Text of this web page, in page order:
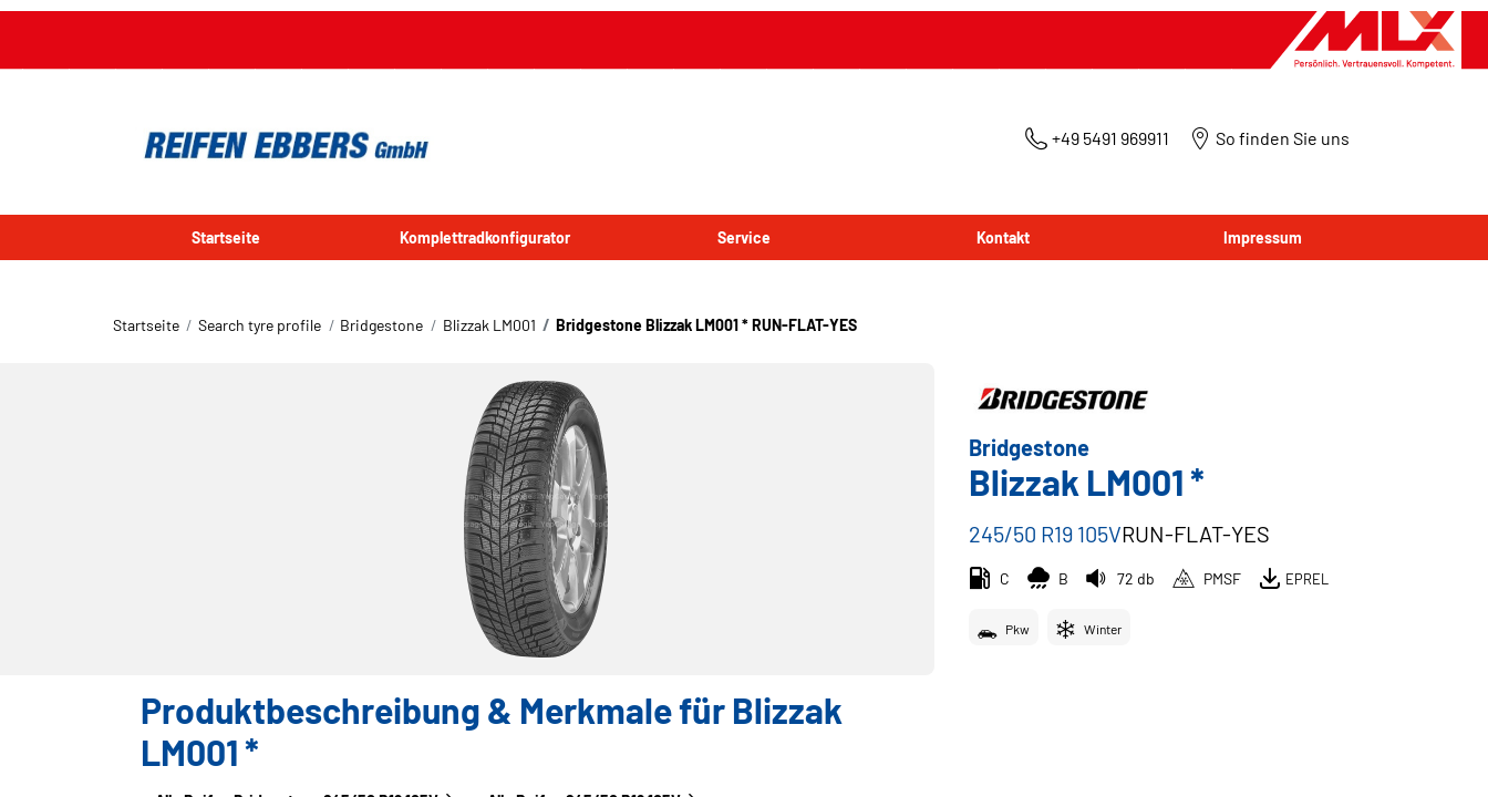
+49 5491 969911 So finden Sie uns
Startseite Komplettradkonfigurator Service Kontakt Impressum
Startseite Search tyre profile Bridgestone Blizzak LM001 Bridgestone Blizzak LM001 * RUN-FLAT-YES
Produktbeschreibung & Merkmale für Blizzak
LM001 *
Bridgestone
Blizzak LM001 *
245/50 R19 105VRUN-FLAT-YES
C B 72 db PMSF EPREL
Pkw Winter